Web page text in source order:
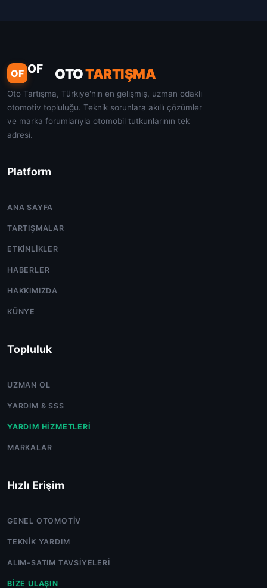
OF OF OTOTARTIŞMA
Oto Tartışma, Türkiye'nin en gelişmiş, uzman odaklı
otomotiv topluluğu. Teknik sorunlara akıllı çözümler
ve marka forumlarıyla otomobil tutkunlarının tek
adresi.
Platform
ANA SAYFA
TARTIŞMALAR
ETKINLIKLER
HABERLER
HAKKIMIZDA
KÜNYE
Topluluk
UZMAN OL
YARDIM & SSS
YARDIM HIZMETLERI
MARKALAR
Hızlı Erişim
GENEL OTOMOTIV
TEKNIK YARDIM
ALIM-SATIM TAVSIYELERI
BIZE ULAŞIN